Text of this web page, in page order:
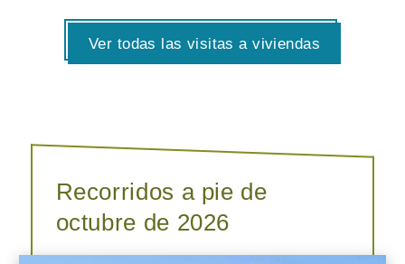
Ver todas las visitas a viviendas
Recorridos a pie de
octubre de 2026